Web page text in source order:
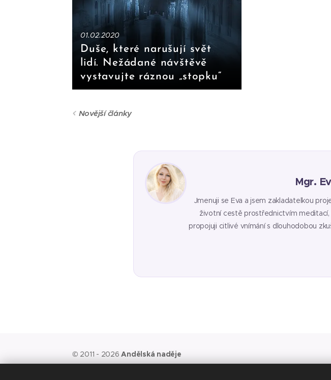
01.02.2020
Duše, které narušují svět
lidí. Nežádané návštěvě
vystavujte ráznou „stopku“
Novější články
Mgr.
Jmenuji se Eva a jsem zakladatelkou
životní cestě prostřednictvím
propojuji citlivé vnímání s dlouhodobou
© 2011 - 2026Andělská naděje